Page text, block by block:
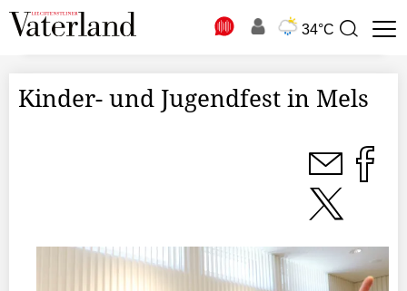
34°C
Suchbegriff
Kinder- und Jugendfest in Mels